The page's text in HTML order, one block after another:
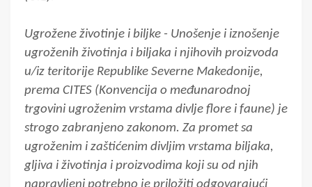
Ugrožene životinje i biljke - Unošenje i iznošenje
ugroženih životinja i biljaka i njihovih proizvoda
u/iz teritorije Republike Severne Makedonije,
prema CITES (Konvencija o međunarodnoj
trgovini ugroženim vrstama divlje flore i faune) je
strogo zabranjeno zakonom. Za promet sa
ugroženim i zaštićenim divljim vrstama biljaka,
gljiva i životinja i proizvodima koji su od njih
napravljeni potrebno je priložiti odgovarajući